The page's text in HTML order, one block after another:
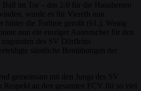
im Tor – das 2:0 für die Hausherren
wurde es für Viereth nun
hinter die Torlinie gerollt (61.). Wenig
nun ein einziger Ausrutscher für den
des SV Dörfleins
sämtliche Bemühungen der
gemeinsam mit den Jungs des SV
an den gesamten FCV für so viel